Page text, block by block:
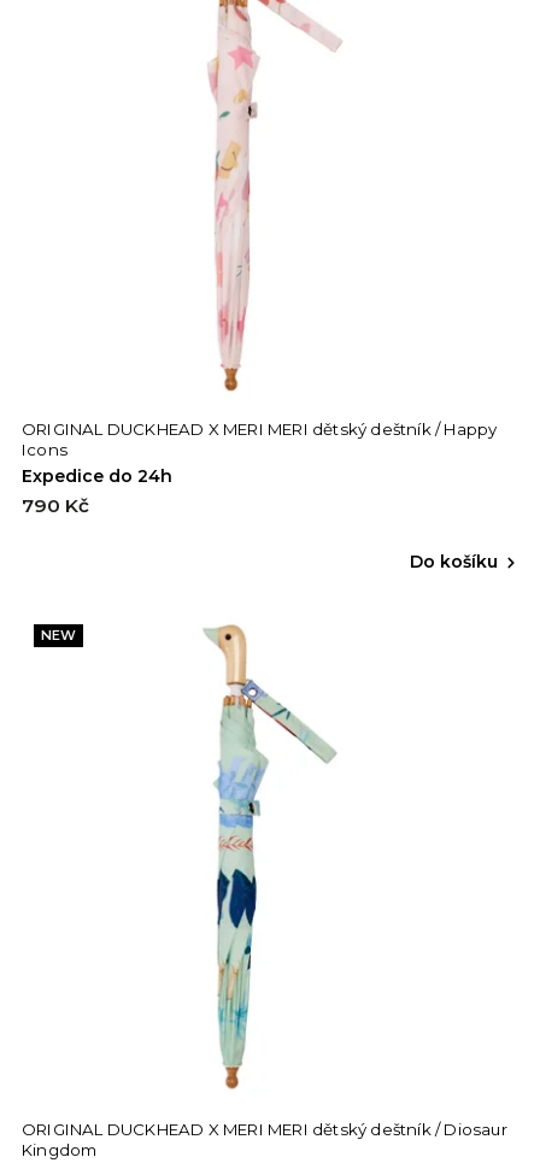
ORIGINAL DUCKHEAD X MERI MERI dětský deštník / Happy
Icons
Expedice do 24h
790 Kč
Do košíku
NEW
ORIGINAL DUCKHEAD X MERI MERI dětský deštník / Diosaur
Kingdom